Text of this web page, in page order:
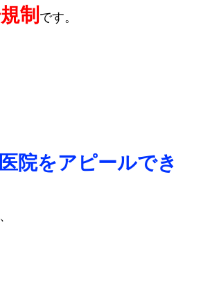
制 です。
院をアピールでき